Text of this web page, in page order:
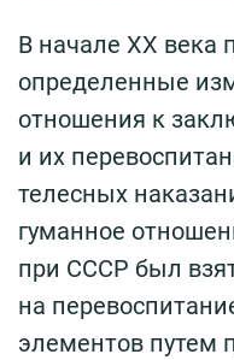
В начале ХХ века
определенные
отношения к
и их
телесных
гуманное
при СССР был
на
элементов путем